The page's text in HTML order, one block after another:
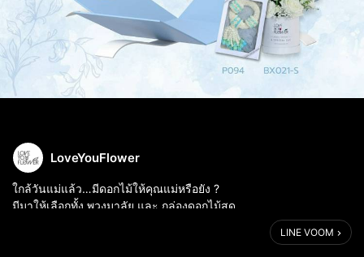
LoveYouFlower
ใกล้วันแม่แล้ว…มีดอกไม้ให้คุณแม่หรือยัง ?
มีมาให้เลือกทั้ง พวงมาลัย และ กล่องดอกไม้สด
ไม่ว่าแบบไหน คุณแม่ได้รับแล้วชื่นใจแน่นอนค่ะ 😊💐
LINE VOOM